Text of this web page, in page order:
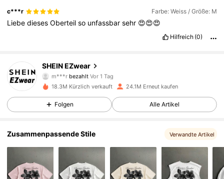
c***r Farbe: Weiss / Größe: M
LiebediesesOberteilso unfassbarsehr 😍😍😍
Hilfreich (0)
SHEIN EZwear
4,85
1.9M Follower
m***rbezahlt Vor 1 Tag
4,85
4,85 1.9M Follower
1.9M Follower
18.3M Kürzlich verkauft 24.1M Erneut kaufen
Folgen Alle Artikel
Zusammenpassende Stile Verwandte Artikel